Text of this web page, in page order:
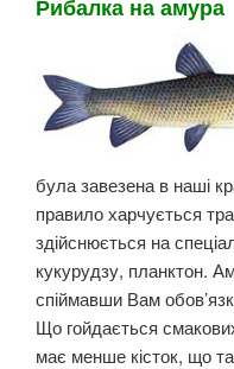
Рибалка на амура
була завезена в наші
правило харчується
здійснюється на
кукурудзу, планктон.
спіймавши Вам
Що гойдається
має менше кісток, що